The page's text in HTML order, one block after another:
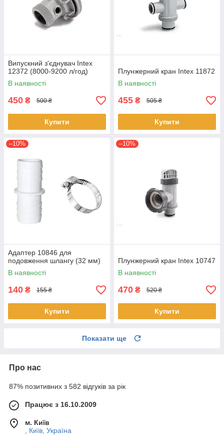
Випускний з'єднувач Intex
12372 (8000-9200 л/год)
В наявності
450 ₴ 500 ₴
Купити
Плунжерний кран Intex 11872
В наявності
455 ₴ 505 ₴
Купити
–10%
Адаптер 10846 для
подовження шлангу (32 мм)
В наявності
140 ₴ 155 ₴
Купити
–10%
Плунжерний кран Intex 10747
В наявності
470 ₴ 520 ₴
Купити
Показати ще
Про нас
87% позитивних з 582 відгуків за рік
Працює з 16.10.2009
м. Київ
, Київ, Україна